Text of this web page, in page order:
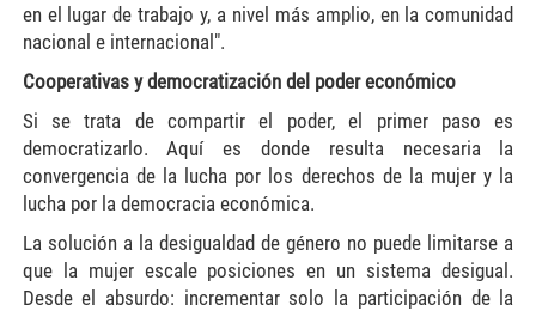
en el lugar de trabajo y, a nivel más amplio, en la comunidad
nacional e internacional".
Cooperativas y democratización del poder económico
Si se trata de compartir el poder, el primer paso es
democratizarlo. Aquí es donde resulta necesaria la
convergencia de la lucha por los derechos de la mujer y la
lucha por la democracia económica.
La solución a la desigualdad de género no puede limitarse a
que la mujer escale posiciones en un sistema desigual.
Desde el absurdo: incrementar solo la participación de la